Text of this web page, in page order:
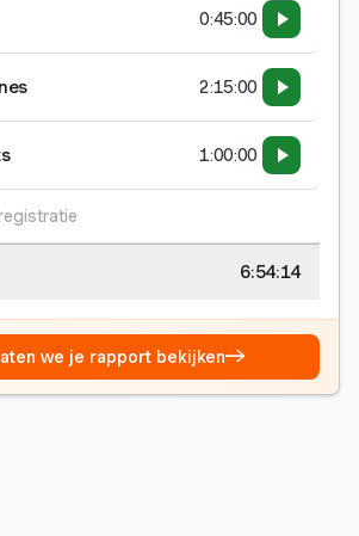
0:45:00
2:15:00
1:00:00
6:54:15
we je rapport bekijken→